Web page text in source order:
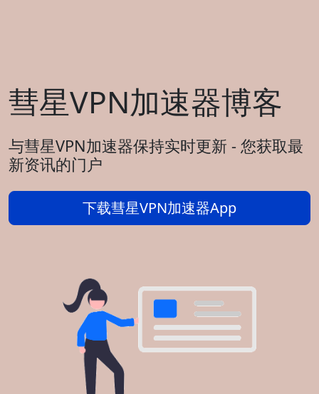
彗星VPN加速器博客
与彗星VPN加速器保持实时更新 - 您获取最
新资讯的门户
下载彗星VPN加速器App